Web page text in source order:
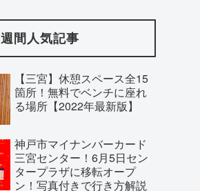
週間人気記事
【三宮】休憩スペース全15
箇所！無料でベンチに座れ
る場所【2022年最新版】
神戸市マイナンバーカード
三宮センター！6月5日セン
タープラザに移転オープ
ン！写真付きで行き方解説